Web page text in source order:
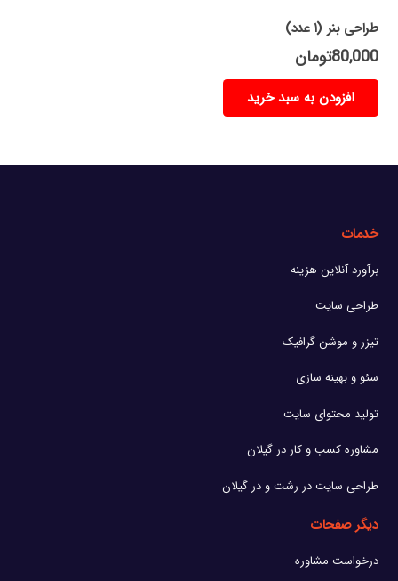
طراحی بنر (۱ عدد)
80,000تومان
افزودن به سبد خرید
خدمات
برآورد آنلاین هزینه
طراحی سایت
تیزر و موشن گرافیک
سئو و بهینه سازی
تولید محتوای سایت
مشاوره کسب و کار در گیلان
طراحی سایت در رشت و در گیلان
دیگر صفحات
درخواست مشاوره